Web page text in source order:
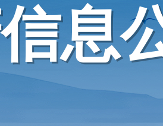
息